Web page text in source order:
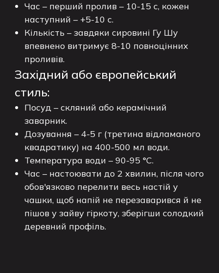
Час – перший пролив – 10-15 с, кожен
наступний – +5-10 с.
Кількість – завдяки сировині Гу Шу
впевнено витримує 8-10 повноцінних
проливів.
Західний або європейський
стиль:
Посуд – скляний або керамічний
заварник.
Дозування – 4-5 г (третина відламаного
квадратику) на 400-500 мл води.
Температура води – 90-95 °C.
Час – настоювати до 2 хвилин, після чого
обов'язково перелити весь настій у
чашки, щоб напій не перезаварився й не
пішов у зайву гіркоту, зберігши солодкий
деревний профіль.